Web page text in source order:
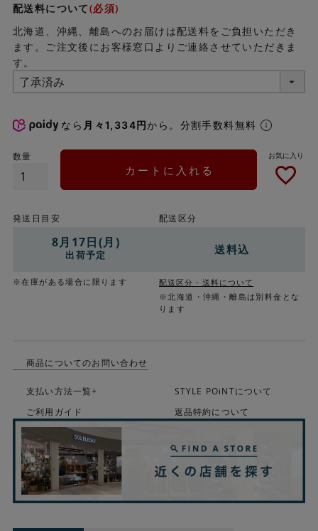
配送料について(必須)
北海道、沖縄、離島へのお届けは配送料をご負担いただき
ます。ご注文後にお客様窓口よりご連絡させていただきま
す。
なら 月々1,334円から。分割手数料無料
カートに入れる
発送日目安
8月17日(月)
出荷予定
※在庫がある場合に限ります
配送区分
送料込
配送区分・送料について
※北海道・沖縄・離島は別料金とな
ります
商品についてのお問い合わせ
支払い方法一覧+
STYLE POiNTについて
ご利用ガイド
返品特約について